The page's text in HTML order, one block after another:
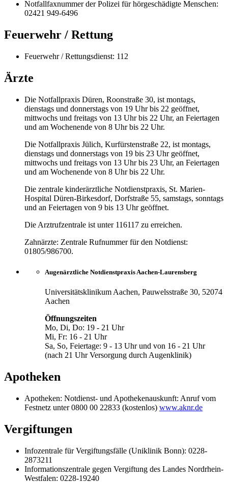
Notfallfaxnummer der Polizei für hörgeschädigte Menschen:
02421 949-6496
Feuerwehr / Rettung
Feuerwehr / Rettungsdienst: 112
Ärzte
Die Notfallpraxis Düren, Roonstraße 30, ist montags,
dienstags und donnerstags von 19 Uhr bis 22 geöffnet,
mittwochs und freitags von 13 Uhr bis 22 Uhr, an Feiertagen
und am Wochenende von 8 Uhr bis 22 Uhr.
Die Notfallpraxis Jülich, Kurfürstenstraße 22, ist montags,
dienstags und donnerstags von 19 bis 23 Uhr geöffnet,
mittwochs und freitags von 13 Uhr bis 23 Uhr, an Feiertagen
und am Wochenende von 8 Uhr bis 22 Uhr.
Die zentrale kinderärztliche Notdienstpraxis, St. Marien-
Hospital Düren-Birkesdorf, Dorfstraße 55, samstags, sonntags
und an Feiertagen von 9 bis 13 Uhr geöffnet.
Die Arztrufzentrale ist unter 116117 zu erreichen.
Zahnärzte: Zentrale Rufnummer für den Notdienst:
01805/986700.
Augenärztliche Notdienstpraxis Aachen-Laurensberg
Universitätsklinikum Aachen, Pauwelsstraße 30, 52074
Aachen
Öffnungszeiten
Mo, Di, Do: 19 - 21 Uhr
Mi, Fr: 16 - 21 Uhr
Sa, So, Feiertage: 9 - 13 Uhr und von 16 - 21 Uhr
(nach 21 Uhr Versorgung durch Augenklinik)
Apotheken
Apotheken: Notdienst- und Apothekenauskunft: Anruf vom
Festnetz unter 0800 00 22833 (kostenlos) www.aknr.de
Vergiftungen
Infozentrale für Vergiftungsfälle (Uniklinik Bonn): 0228-
2873211
Informationszentrale gegen Vergiftung des Landes Nordrhein-
Westfalen: 0228-19240